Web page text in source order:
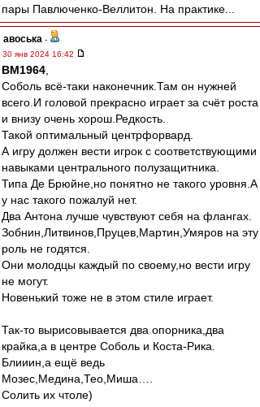
пары Павлюченко-Веллитон. На практике...
авоська -
30 янв 2024 16:42
BM1964
Соболь всё-таки наконечник.Там он нужней
всего.И головой прекрасно играет за счёт роста
и внизу очень хорош.Редкость.
Такой оптимальный центрфорвард.
А игру должен вести игрок с соответствующими
навыками центрального полузащитника.
Типа Де Брюйне,но понятно не такого уровня.А
у нас такого пожалуй нет.
Два Антона лучше чувствуют себя на флангах.
Зобнин,Литвинов,Пруцев,Мартин,Умяров на эту
роль не годятся.
Они молодцы каждый по своему,но вести игру
не могут.
Новенький тоже не в этом стиле играет.
Так-то вырисовывается два опорника,два
крайка,а в центре Соболь и Коста-Рика.
Блииин,а ещё ведь
Мозес,Медина,Тео,Миша….
Солить их чтоле)